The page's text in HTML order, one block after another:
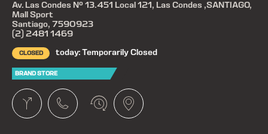
Av. Las Condes N° 13.451 Local 121, Las Condes ,SANTIAGO,
Mall Sport
Santiago, 7590923
(2) 2481 1469
CLOSED today: Temporarily Closed
BRAND STORE